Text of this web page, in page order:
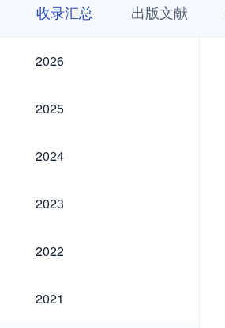
收录汇总 出版文献
2026
2026
2025
2025
2024
2024
2023
2023
2022
2022
2021
2021